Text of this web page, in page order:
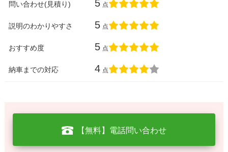
問い合わせ(見積り) 5 点
説明のわかりやすさ 5 点
おすすめ度 5 点
納車までの対応 4 点
【無料】電話問い合わせ